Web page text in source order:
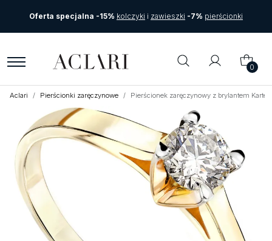
Oferta specjalna -15% kolczyki i zawieszki -7% pierścionki
0
Aclari Pierścionki zaręczynowe Pierścionek zaręczynowy z brylantem